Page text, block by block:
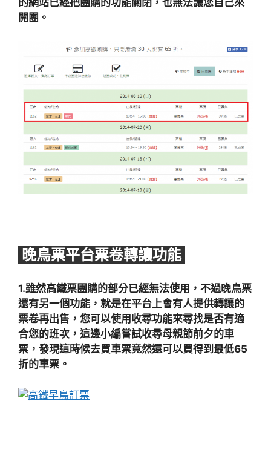
的網站已經把團購的功能關閉，也無法讓您自己來
開團。
晚鳥票平台票卷轉讓功能
1.雖然高鐵票團購的部分已經無法使用，不過晚鳥票
還有另一個功能，就是在平台上會有人提供轉讓的
票卷再出售，您可以使用收尋功能來尋找是否有適
合您的班次，這邊小編嘗試收尋母親節前夕的車
票，發現這時候去買車票竟然還可以買得到最低65
折的車票。